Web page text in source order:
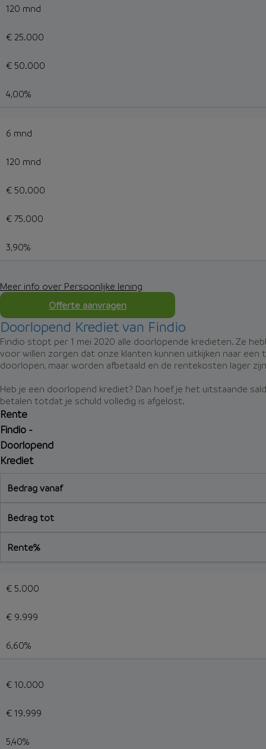
120 mnd
€ 25.000
€ 50.000
4,00%
6 mnd
120 mnd
€ 50.000
€ 75.000
3,90%
Meer info over Persoonlijke lening
Offerte aanvragen
Doorlopend Krediet van Findio
Findio stopt per 1 mei 2020 alle doorlopende kredieten. Ze
voor willen zorgen dat onze klanten kunnen uitkijken naar
doorlopen, maar worden afbetaald en de rentekosten lager
Heb je een doorlopend krediet? Dan hoef je het uitstaande
betalen totdat je schuld volledig is afgelost.
Rente
Findio -
Doorlopend
Krediet
Bedrag vanaf
Bedrag tot
Rente%
€ 5.000
€ 9.999
6,60%
€ 10.000
€ 19.999
5,40%